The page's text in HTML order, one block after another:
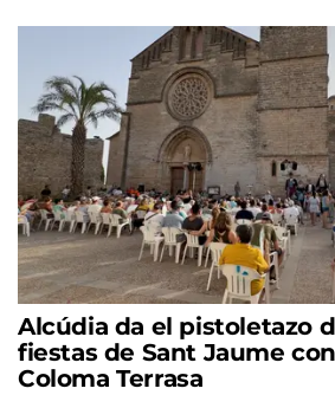
Alcúdia da el pistoletazo
fiestas de Sant Jaume
Coloma Terrasa